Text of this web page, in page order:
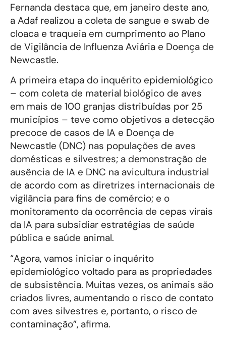
Fernanda destaca que, em janeiro deste ano,
a Adaf realizou a coleta de sangue e swab de
cloaca e traqueia em cumprimento ao Plano
de Vigilância de Influenza Aviária e Doença de
Newcastle.
A primeira etapa do inquérito epidemiológico
– com coleta de material biológico de aves
em mais de 100 granjas distribuídas por 25
municípios – teve como objetivos a detecção
precoce de casos de IA e Doença de
Newcastle (DNC) nas populações de aves
domésticas e silvestres; a demonstração de
ausência de IA e DNC na avicultura industrial
de acordo com as diretrizes internacionais de
vigilância para fins de comércio; e o
monitoramento da ocorrência de cepas virais
da IA para subsidiar estratégias de saúde
pública e saúde animal.
“Agora, vamos iniciar o inquérito
epidemiológico voltado para as propriedades
de subsistência. Muitas vezes, os animais são
criados livres, aumentando o risco de contato
com aves silvestres e, portanto, o risco de
contaminação”, afirma.